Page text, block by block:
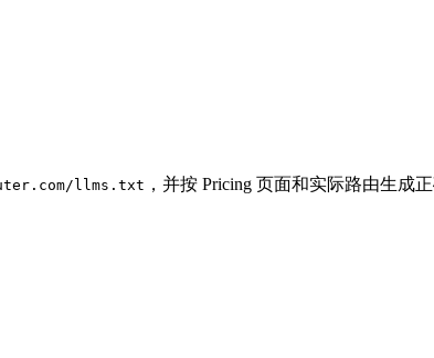
llms.txt ，并按 Pricing 页面和实际路由生成